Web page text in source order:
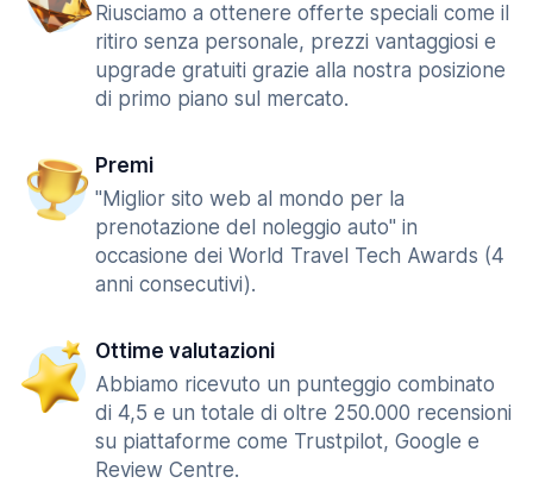
Riusciamo a ottenere offerte speciali come il
ritiro senza personale, prezzi vantaggiosi e
upgrade gratuiti grazie alla nostra posizione
di primo piano sul mercato.
Premi
"Miglior sito web al mondo per la
prenotazione del noleggio auto" in
occasione dei World Travel Tech Awards (4
anni consecutivi).
Ottime valutazioni
Abbiamo ricevuto un punteggio combinato
di 4,5 e un totale di oltre 250.000 recensioni
su piattaforme come Trustpilot, Google e
Review Centre.